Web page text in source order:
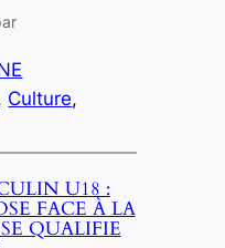
Culture
U18 :
FACE À LA
QUALIFIE